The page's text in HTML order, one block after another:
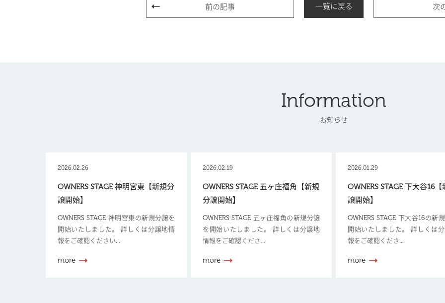
前の記事 一覧に戻る 次
Information
お知らせ
2026.02.26
OWNERS STAGE 神明宮東【新規分
譲開始】
OWNERS STAGE 神明宮東の新規分譲を
開始いたしました。 詳しくは分譲地情
報をご確認ください...
more
2026.02.19
OWNERS STAGE 五ヶ庄福角【新規
分譲開始】
OWNERS STAGE 五ヶ庄福角の新規分譲
を開始いたしました。 詳しくは分譲地
情報をご確認くださ...
more
2026.01.29
OWNERS STAGE 下大谷16
譲開始】
OWNERS STAGE 下大谷16の新
開始いたしました。 詳しくは
報をご確認くださ...
more